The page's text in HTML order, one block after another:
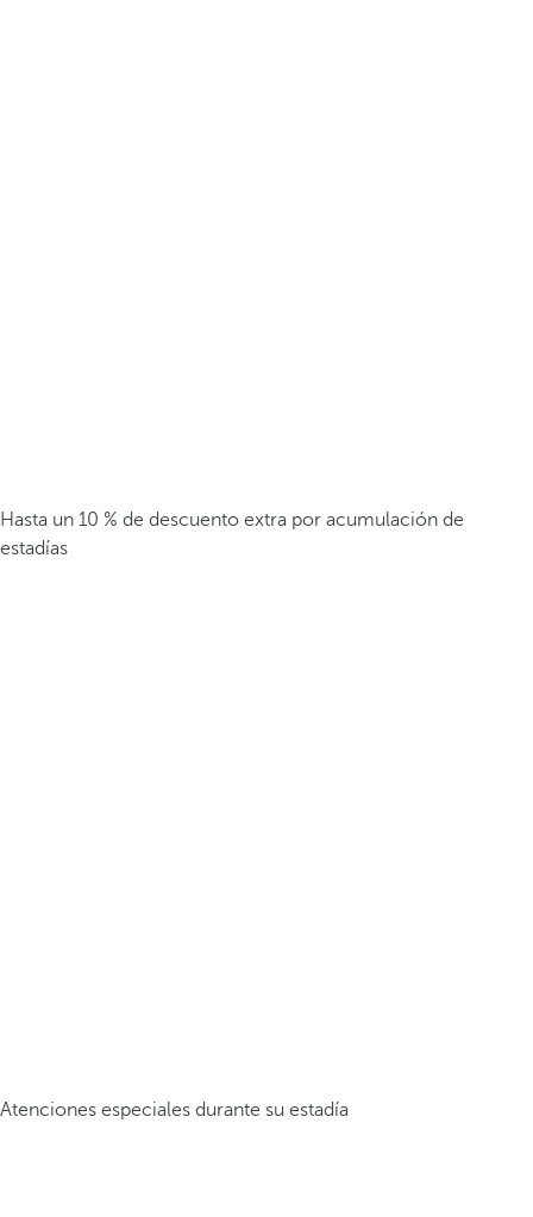
Hasta un 10 % de descuento extra por acumulación de
estadías
Atenciones especiales durante su estadía